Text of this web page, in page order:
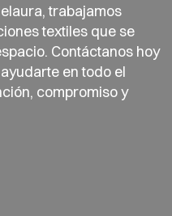
trabajamos
textiles que se
Contáctanos hoy
en todo el
compromiso y